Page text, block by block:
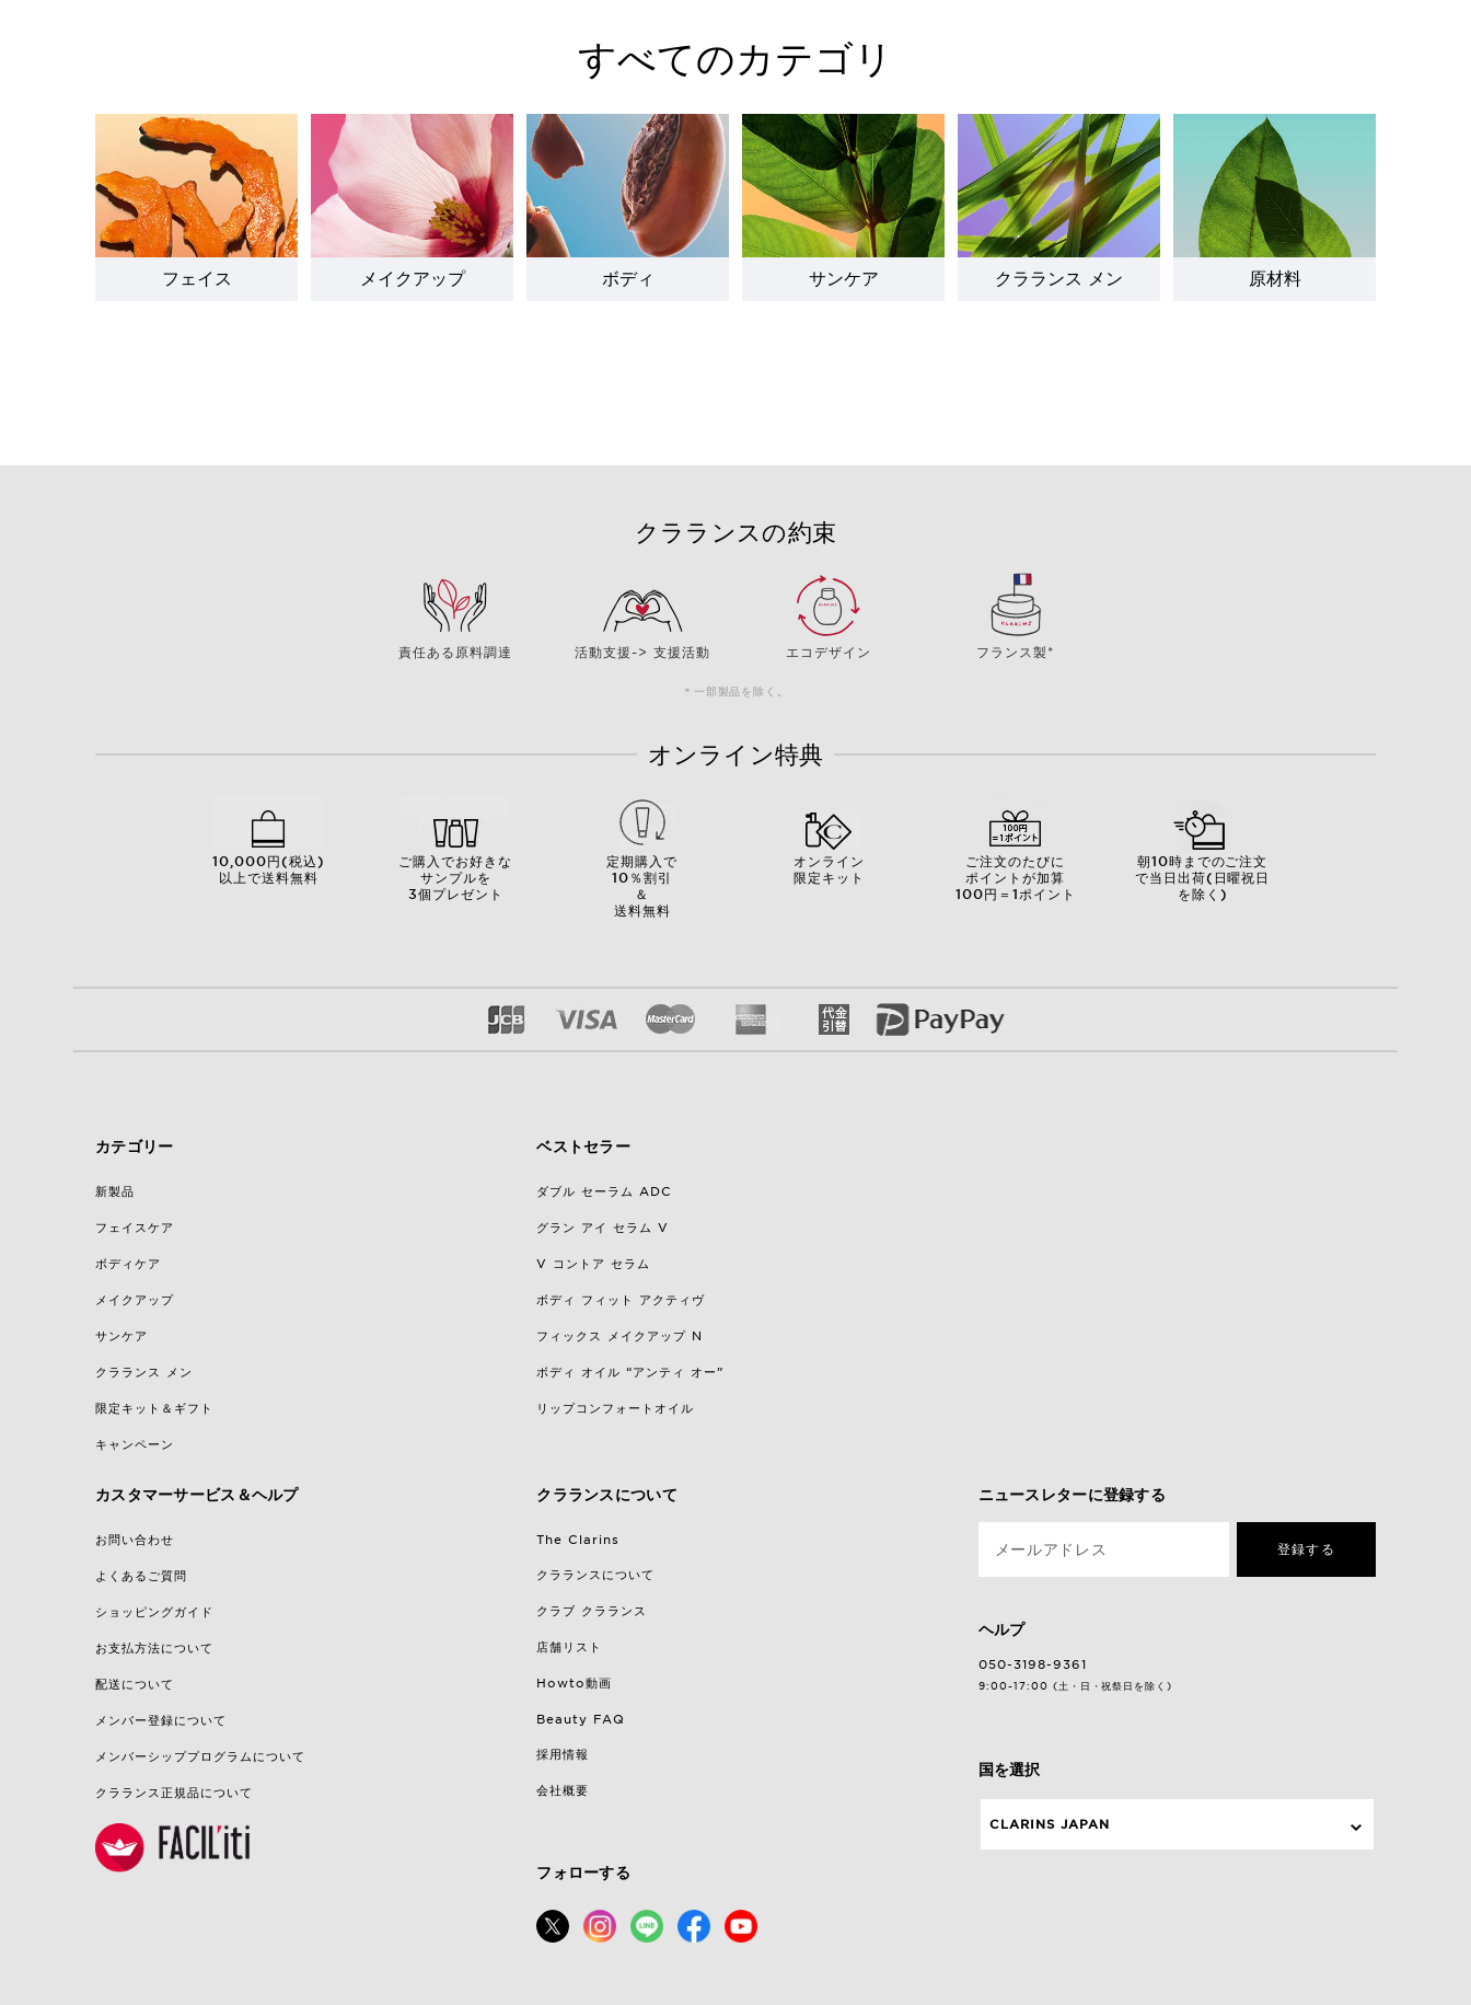
すべてのカテゴリ
フェイス メイクアップ ボディ サンケア クラランス メン 原材料
クラランスの約束
責任ある原料調達 活動支援-> 支援活動 エコデザイン フランス製*
＊一部製品を除く。
オンライン特典
10,000円(税込)
以上で送料無料
ご購入でお好きな
サンプルを
3個プレゼント
定期購入で
10％割引
＆
送料無料
オンライン
限定キット
ご注文のたびに
ポイントが加算
100円＝1ポイント
朝10時までのご注文
で当日出荷(日曜祝日
を除く)
カテゴリー
新製品
フェイスケア
ボディケア
メイクアップ
サンケア
クラランス メン
限定キット＆ギフト
キャンペーン
ベストセラー
ダブル セーラム ADC
グラン アイ セラム V
V コントア セラム
ボディ フィット アクティヴ
フィックス メイクアップ N
ボディ オイル “アンティ オー”
リップコンフォートオイル
カスタマーサービス＆ヘルプ
お問い合わせ
よくあるご質問
ショッピングガイド
お支払方法について
配送について
メンバー登録について
メンバーシッププログラムについて
クラランス正規品について
クラランスについて
The Clarins
クラランスについて
クラブ クラランス
店舗リスト
Howto動画
Beauty FAQ
採用情報
会社概要
フォローする
ニュースレターに登録する
メールアドレス 登録する
ヘルプ
050-3198-9361
9:00-17:00 (土・日・祝祭日を除く)
国を選択
CLARINS JAPAN